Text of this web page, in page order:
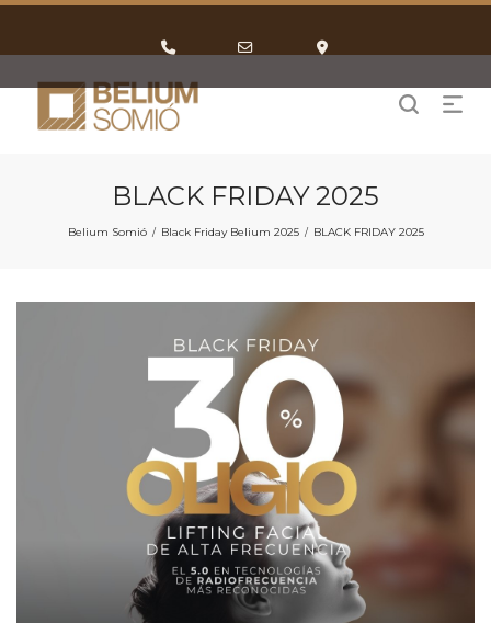
BLACK FRIDAY 2025
Belium Somió / Black Friday Belium 2025 / BLACK FRIDAY 2025
for
calling